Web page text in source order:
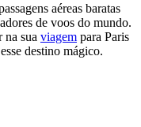
aéreas baratas
de voos do mundo.
na sua viagem para Paris
destino mágico.